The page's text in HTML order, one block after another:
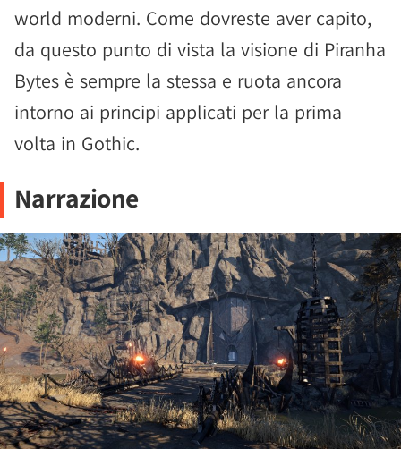
world moderni. Come dovreste aver capito,
da questo punto di vista la visione di Piranha
Bytes è sempre la stessa e ruota ancora
intorno ai principi applicati per la prima
volta in Gothic.
Narrazione